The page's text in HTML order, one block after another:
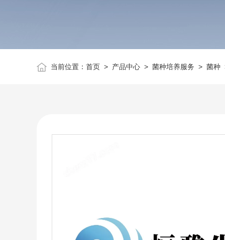
当前位置： 首页> 产品中心> 菌种培养服务 > 菌种